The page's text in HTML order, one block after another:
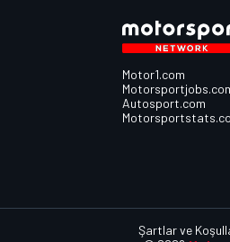
Motor1.com
Autosport.com
Şartlar ve